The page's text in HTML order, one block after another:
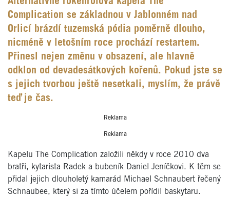
Complication se základnou v Jablonném nad
Orlicí brázdí tuzemská pódia poměrně dlouho,
nicméně v letošním roce prochází restartem.
Přinesl nejen změnu v obsazení, ale hlavně
odklon od devadesátkových kořenů. Pokud jste se
s jejich tvorbou ještě nesetkali, myslím, že právě
teď je čas.
Reklama
Reklama
Kapelu The Complication založili někdy v roce 2010 dva
bratři, kytarista Radek a bubeník Daniel Jeníčkovi. K těm se
přidal jejich dlouholetý kamarád Michael Schnaubert řečený
Schnaubee, který si za tímto účelem pořídil baskytaru.